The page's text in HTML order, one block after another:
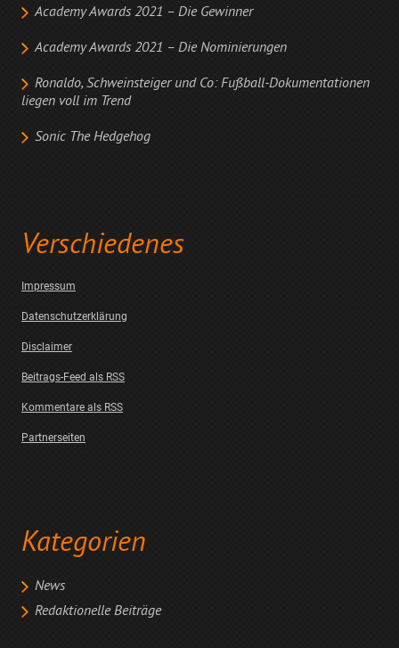
Academy Awards 2021 – Die Gewinner
Academy Awards 2021 – Die Nominierungen
Ronaldo, Schweinsteiger und Co: Fußball-Dokumentationen
liegen voll im Trend
Sonic The Hedgehog
Verschiedenes
Impressum
Datenschutzerklärung
Disclaimer
Beitrags-Feed als RSS
Kommentare als RSS
Partnerseiten
Kategorien
News
Redaktionelle Beiträge